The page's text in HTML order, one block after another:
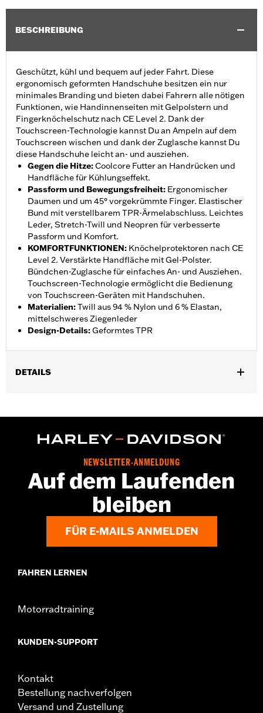
BESCHREIBUNG
Geschützt, kühl und bequem auf jeder Fahrt. Diese
ergonomisch geformten Handschuhe besitzen ein nur
minimales Branding und bieten dabei Fahrern alle nötigen
Funktionen, wie Handinnenseiten mit Gelpolstern und
Fingerknöchelschutz nach CE Level 2. Dank der
Touchscreen-Technologie kannst Du an Ampeln auf dem
Touchscreen wischen und dank der Zuglasche kannst Du
diese Handschuhe leicht an- und ausziehen.
Gegen die Hitze:Coolcore Futter an Handrücken und
Handfläche für Kühlungseffekt.
Passform und Bewegungsfreiheit: Ergonomischer
Daumen und um 45° vorgekrümmte Finger. Elastischer
Bund mit verstellbarem TPR-Ärmelabschluss. Leichtes
Leder, Stretch-Twill und Neopren für verbesserte
Passform und Komfort.
KOMFORTFUNKTIONEN: Knöchelprotektoren nach CE
Level 2. Verstärkte Handfläche mit Gel-Polster.
Bündchen-Zuglasche für einfaches An- und Ausziehen.
Touchscreen-Technologie ermöglicht die Bedienung
von Touchscreen-Geräten mit Handschuhen.
Materialien:Twill aus 94 % Nylon und 6 % Elastan,
mittelschweres Ziegenleder
Design-Details:Geformtes TPR
DETAILS
Funktionsmerkmale:Touchscreen-kompatibel,Ergonomischer
GARANTIE:2 Jahre beschränkte Garantie – Alle Details dazu auf
www.h-d.com/warranty
Herkunft:
Importiert.
NEWSLETTER-ANMELDUNG
Auf dem Laufenden
bleiben
FÜR E-MAILS ANMELDEN
FAHREN LERNEN
Motorradtraining
KUNDEN-SUPPORT
Kontakt
Bestellung nachverfolgen
Versand und Zustellung